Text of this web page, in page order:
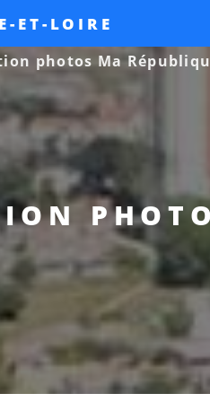
ET-LOIRE
photos Ma